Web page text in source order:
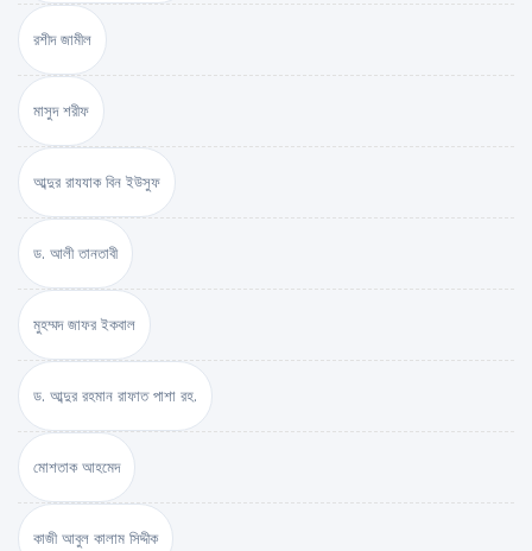
রশীদ জামীল
মাসুদ শরীফ
আব্দুর রাযযাক বিন ইউসুফ
ড. আলী তানতাবী
মুহম্মদ জাফর ইকবাল
ড. আব্দুর রহমান রাফাত পাশা রহ.
মোশতাক আহমেদ
কাজী আবুল কালাম সিদ্দীক